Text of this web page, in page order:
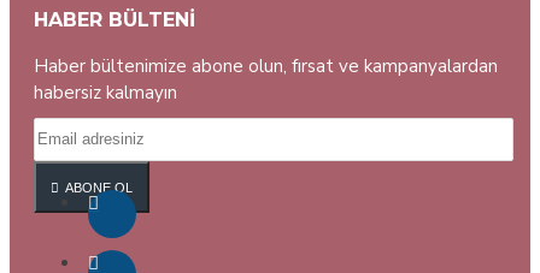
HABER BÜLTENI
Haber bültenimize abone olun, fırsat ve kampanyalardan
habersiz kalmayın
ABONE OL